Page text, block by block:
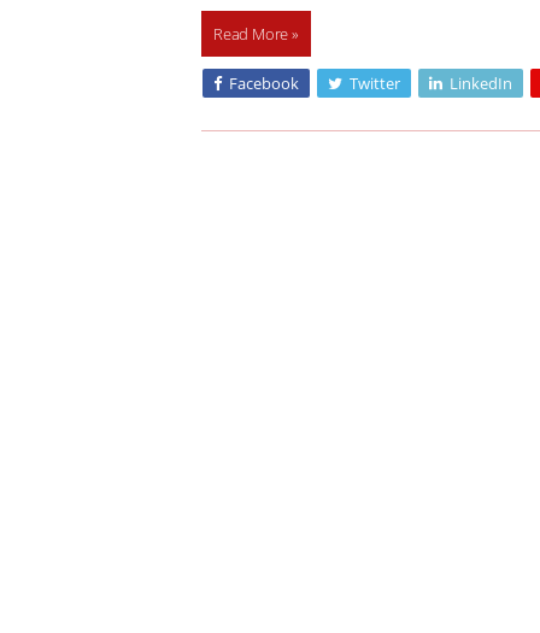
Read More »
Facebook Twitter LinkedIn